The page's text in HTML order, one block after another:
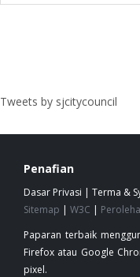
Tweets by sjcitycouncil
Penafian
Dasar Privasi | Terma &
Sitemap | W3C |
Paparan terbaik
Firefox atau Google
pixel.